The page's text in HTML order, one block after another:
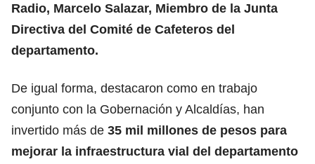
Radio, Marcelo Salazar, Miembro de la Junta
Directiva del Comité de Cafeteros del
departamento.
De igual forma, destacaron como en trabajo
conjunto con la Gobernación y Alcaldías, han
invertido más de 35 mil millones de pesos para
mejorar la infraestructura vial del departamento